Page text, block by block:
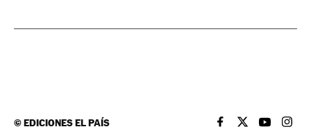
©EDICIONES EL PAÍS EL PAÍS BRASIL EN
EL PAÍSEL PAÍS
EL